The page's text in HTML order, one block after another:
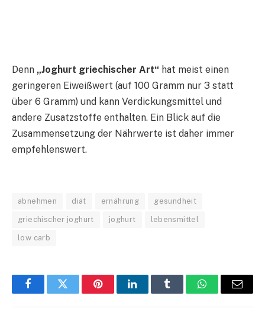
Denn „Joghurt griechischer Art“ hat meist einen
geringeren Eiweißwert (auf 100 Gramm nur 3 statt
über 6 Gramm) und kann Verdickungsmittel und
andere Zusatzstoffe enthalten. Ein Blick auf die
Zusammensetzung der Nährwerte ist daher immer
empfehlenswert.
abnehmen diät ernährung gesundheit
griechischer joghurt joghurt lebensmittel
low carb
FacebookTwitter PinterestLinkedInTumblr WhatsAppEmail